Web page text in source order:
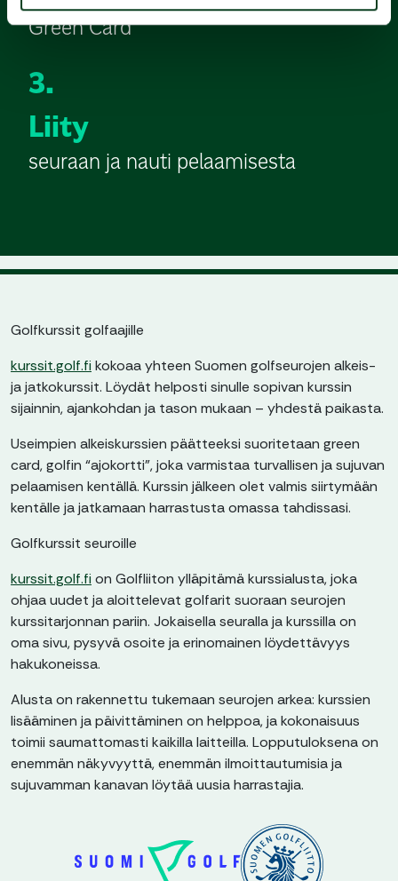
Green Card
3.
Liity
seuraan ja nauti pelaamisesta
Golfkurssit golfaajille
kurssit.golf.fi kokoaa yhteen Suomen golfseurojen alkeis-
ja jatkokurssit. Löydät helposti sinulle sopivan kurssin
sijainnin, ajankohdan ja tason mukaan – yhdestä paikasta.
Useimpien alkeiskurssien päätteeksi suoritetaan green
card, golfin “ajokortti”, joka varmistaa turvallisen ja sujuvan
pelaamisen kentällä. Kurssin jälkeen olet valmis siirtymään
kentälle ja jatkamaan harrastusta omassa tahdissasi.
Golfkurssit seuroille
kurssit.golf.fi on Golfliiton ylläpitämä kurssialusta, joka
ohjaa uudet ja aloittelevat golfarit suoraan seurojen
kurssitarjonnan pariin. Jokaisella seuralla ja kurssilla on
oma sivu, pysyvä osoite ja erinomainen löydettävyys
hakukoneissa.
Alusta on rakennettu tukemaan seurojen arkea: kurssien
lisääminen ja päivittäminen on helppoa, ja kokonaisuus
toimii saumattomasti kaikilla laitteilla. Lopputuloksena on
enemmän näkyvyyttä, enemmän ilmoittautumisia ja
sujuvamman kanavan löytää uusia harrastajia.